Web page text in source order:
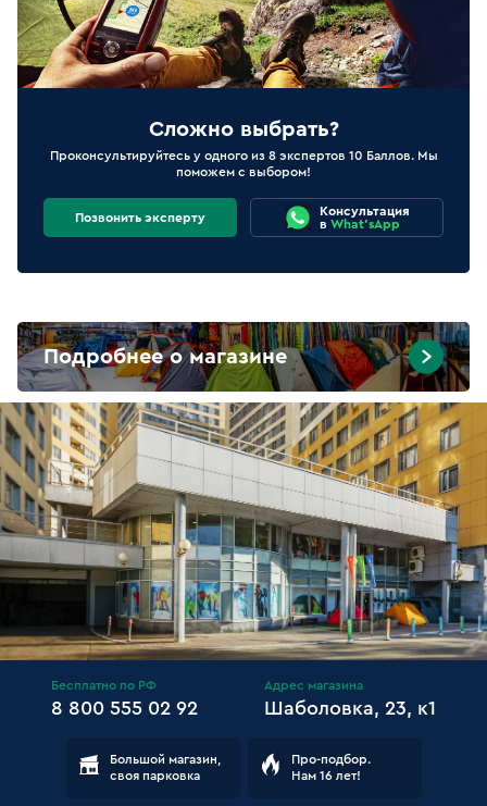
Сложно выбрать?
Проконсультируйтесь у одного из 8 экспертов 10 Баллов. Мы
поможем с выбором!
Позвонить эксперту
Консультация
в What'sApp
Подробнее о магазине
Бесплатно по РФ
8 800 555 02 92
Адрес магазина
Шаболовка, 23, к1
Большой магазин,
своя парковка
Про-подбор.
Нам 16 лет!